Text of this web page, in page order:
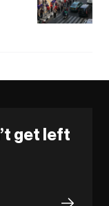
get left